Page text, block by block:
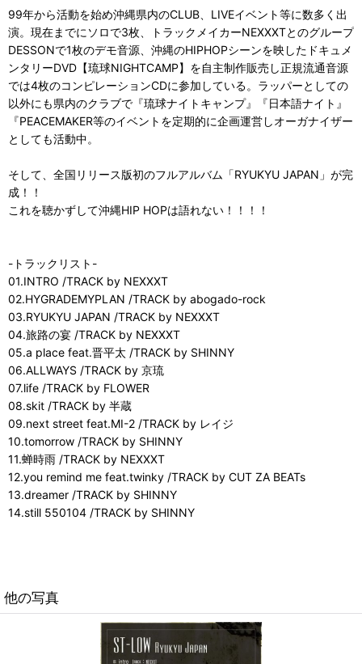
99年から活動を始め沖縄県内のCLUB、LIVEイベント等に数多く出
演。現在までにソロで3枚、トラックメイカーNEXXXTとのグループ
DESSONで1枚のデモ音源、沖縄のHIPHOPシーンを映したドキュメ
ンタリーDVD【琉球NIGHTCAMP】を自主制作販売し正規流通音源
では4枚のコンピレーションCDに参加している。ラッパーとしての
以外にも県内のクラブで『琉球ナイトキャンプ』『日本語ナイト』
『PEACEMAKER等のイベントを定期的に企画運営しオーガナイザー
としても活動中。
そして、全国リリース版初のフルアルバム「RYUKYU JAPAN」が完
成！！
これを聴かずして沖縄HIP HOPは語れない！！！！
-トラックリスト-
01.INTRO /TRACK by NEXXXT
02.HYGRADEMYPLAN /TRACK by abogado-rock
03.RYUKYU JAPAN /TRACK by NEXXXT
04.旅路の宴 /TRACK by NEXXXT
05.a place feat.晋平太 /TRACK by SHINNY
06.ALLWAYS /TRACK by 京琉
07.life /TRACK by FLOWER
08.skit /TRACK by 半蔵
09.next street feat.MI-2 /TRACK by レイジ
10.tomorrow /TRACK by SHINNY
11.蝉時雨 /TRACK by NEXXXT
12.you remind me feat.twinky /TRACK by CUT ZA BEATs
13.dreamer /TRACK by SHINNY
14.still 550104 /TRACK by SHINNY
他の写真